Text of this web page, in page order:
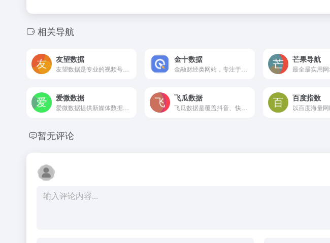
相关导航
友望数据 金十数据
金融财经类网站，专注于提供全球金融市场的数据与资讯
芒果导航
最全最实用网
爱微数据 飞瓜数据
飞瓜数据是覆盖抖音、快手、B站的短视频直播电商数据分析平台，提供达人、商品、直播、舆情及广告投流等多维数据监测与分析功能，助力品牌、商家和机构洞察趋势、优化策略
百度指数
暂无评论